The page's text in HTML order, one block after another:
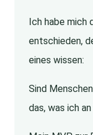
Ich habe mich
entschieden,
eines wissen:
Sind
das, was ich